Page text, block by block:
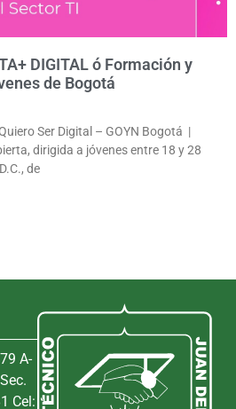
DIGITAL ó Formación y
de Bogotá
Ser Digital – GOYN Bogotá |
dirigida a jóvenes entre 18 y 28
de
A-
Cel: